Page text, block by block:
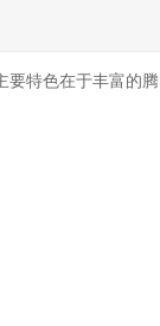
要特色在于丰富的腾